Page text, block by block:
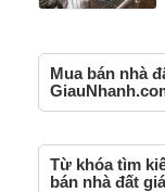
Mua bán nhà
Từ khóa tìm
bán nhà đất